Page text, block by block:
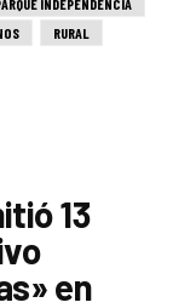
RURAL